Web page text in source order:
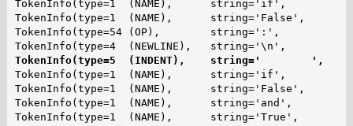
TokenInfo(type=1  (NAME),      string='if',
TokenInfo(type=1  (NAME),      string='False',
TokenInfo(type=54 (OP),        string=':',
TokenInfo(type=5  (INDENT),    string='        ',
TokenInfo(type=1  (NAME),      string='if',
TokenInfo(type=1  (NAME),      string='False',
TokenInfo(type=1  (NAME),      string='and',
TokenInfo(type=1  (NAME),      string='True',